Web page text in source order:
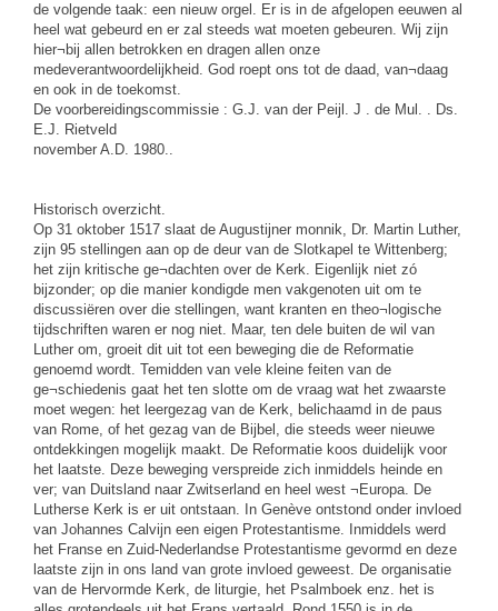
de volgende taak: een nieuw orgel. Er is in de afgelopen eeuwen al
heel wat gebeurd en er zal steeds wat moeten gebeuren. Wij zijn
hier¬bij allen betrokken en dragen allen onze
medeverantwoordelijkheid. God roept ons tot de daad, van¬daag
en ook in de toekomst.
De voorbereidingscommissie : G.J. van der Peijl. J . de Mul. . Ds.
E.J. Rietveld
november A.D. 1980..
Historisch overzicht.
Op 31 oktober 1517 slaat de Augustijner monnik, Dr. Martin Luther,
zijn 95 stellingen aan op de deur van de Slotkapel te Wittenberg;
het zijn kritische ge¬dachten over de Kerk. Eigenlijk niet zó
bijzonder; op die manier kondigde men vakgenoten uit om te
discussiëren over die stellingen, want kranten en theo¬logische
tijdschriften waren er nog niet. Maar, ten dele buiten de wil van
Luther om, groeit dit uit tot een beweging die de Reformatie
genoemd wordt. Temidden van vele kleine feiten van de
ge¬schiedenis gaat het ten slotte om de vraag wat het zwaarste
moet wegen: het leergezag van de Kerk, belichaamd in de paus
van Rome, of het gezag van de Bijbel, die steeds weer nieuwe
ontdekkingen mogelijk maakt. De Reformatie koos duidelijk voor
het laatste. Deze beweging verspreide zich inmiddels heinde en
ver; van Duitsland naar Zwitserland en heel west ¬Europa. De
Lutherse Kerk is er uit ontstaan. In Genève ontstond onder invloed
van Johannes Calvijn een eigen Protestantisme. Inmiddels werd
het Franse en Zuid-Nederlandse Protestantisme gevormd en deze
laatste zijn in ons land van grote invloed geweest. De organisatie
van de Hervormde Kerk, de liturgie, het Psalmboek enz. het is